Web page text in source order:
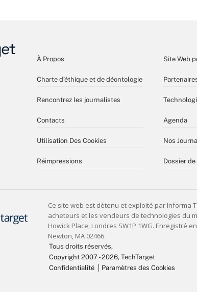
À Propos
Charte d’éthique et de déontologie
Rencontrez les journalistes
Contacts
Utilisation Des Cookies
Réimpressions
Site Web
Agenda
Nos
Dossier
Tous droits réservés,
Copyright 2007 - 2026, TechTarget
Confidentialité
Paramètres des Cookies